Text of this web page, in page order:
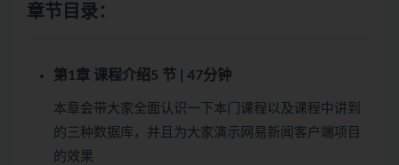
章节目录：
第1章 课程介绍5 节 | 47分钟
本章会带大家全面认识一下本门课程以及课程中讲到
的三种数据库，并且为大家演示网易新闻客户端项目
的效果